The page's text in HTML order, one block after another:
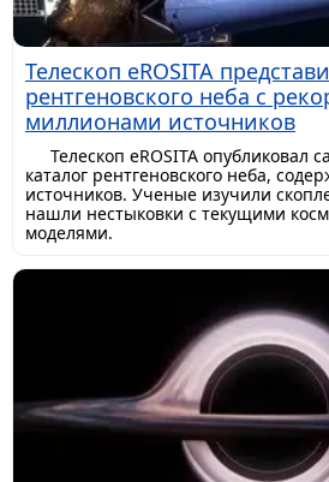
Телескоп eROSITA
рентгеновского неба с
миллионами источников
Телескоп eROSITA опубликовал
каталог рентгеновского неба,
источников. Ученые изучили
нашли нестыковки с текущими
моделями.